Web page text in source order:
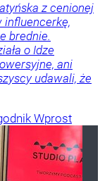
z cenionej
influencerkę,
brednie.
o Idze
ani
udawali, że
Wprost